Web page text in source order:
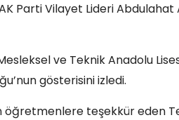
Parti Vilayet Lideri
ve Teknik Anadolu
gösterisini izledi.
öğretmenlere teşekkür eden